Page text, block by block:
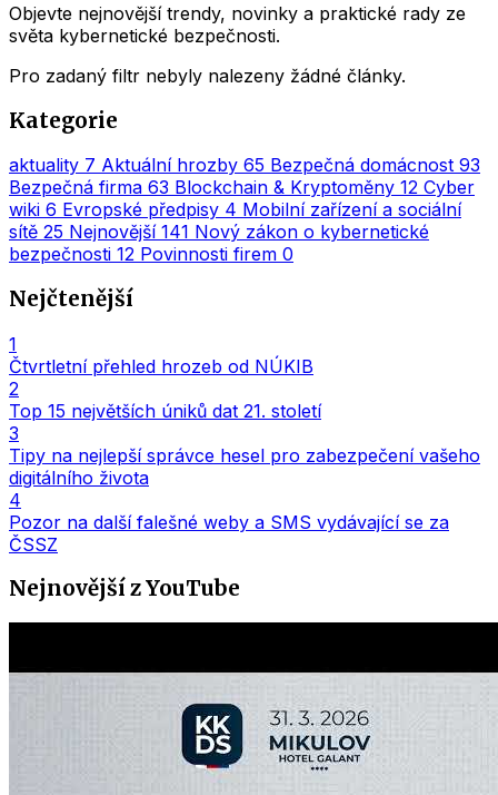
Objevte nejnovější trendy, novinky a praktické rady ze
světa kybernetické bezpečnosti.
Pro zadaný filtr nebyly nalezeny žádné články.
Kategorie
aktuality 7 Aktuální hrozby 65 Bezpečná domácnost 93
Bezpečná firma 63 Blockchain & Kryptoměny 12 Cyber
wiki 6 Evropské předpisy 4 Mobilní zařízení a sociální
sítě 25 Nejnovější 141 Nový zákon o kybernetické
bezpečnosti 12 Povinnosti firem 0
Nejčtenější
1
Čtvrtletní přehled hrozeb od NÚKIB
2
Top 15 největších úniků dat 21. století
3
Tipy na nejlepší správce hesel pro zabezpečení vašeho
digitálního života
4
Pozor na další falešné weby a SMS vydávající se za
ČSSZ
Nejnovější z YouTube